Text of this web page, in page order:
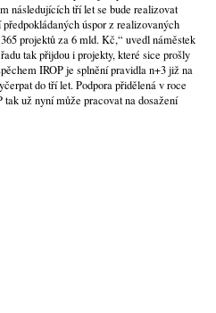
následujících tří let se bude realizovat
úspor z realizovaných
projektů za 6 mld. Kč,“ uvedl náměstek
tak přijdou i projekty, které sice prošly
IROP je splnění pravidla n+3 již na
do tří let. Podpora přidělená v roce
už nyní může pracovat na dosažení